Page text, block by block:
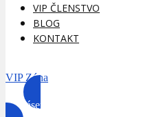
VIP ČLENSTVO
BLOG
KONTAKT
VIP Zóna
Prihlásenie